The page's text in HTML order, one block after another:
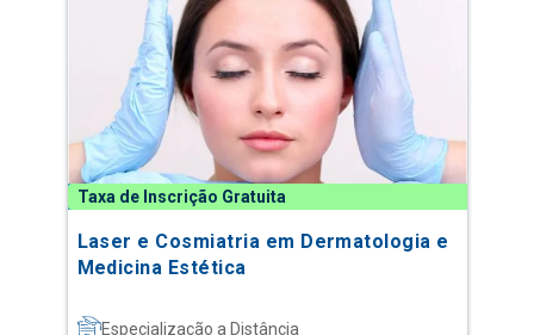
Taxa de Inscrição Gratuita
Laser e Cosmiatria em Dermatologia e
Medicina Estética
Especialização a Distância